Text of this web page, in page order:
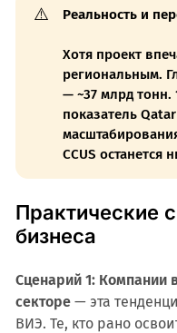
⚠️ Реальность и
Хотя проект
региональным.
— ~37 млрд тонн.
показатель
CCUS
Практические
бизнеса
Сценарий 1: Компании
секторе— эта
ВИЭ. Те, кто рано